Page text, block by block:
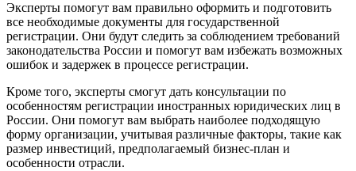
Эксперты помогут вам правильно оформить и подготовить
все необходимые документы для государственной
регистрации. Они будут следить за соблюдением требований
законодательства России и помогут вам избежать возможных
ошибок и задержек в процессе регистрации.
Кроме того, эксперты смогут дать консультации по
особенностям регистрации иностранных юридических лиц в
России. Они помогут вам выбрать наиболее подходящую
форму организации, учитывая различные факторы, такие как
размер инвестиций, предполагаемый бизнес-план и
особенности отрасли.